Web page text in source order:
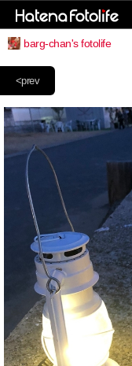
barg-chan's fotolife
<prev